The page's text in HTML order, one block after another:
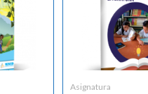
Asignatura